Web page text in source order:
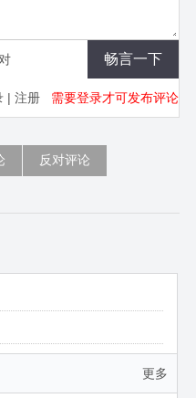
|注册 需要登录才可发布评论
反对评论
更多